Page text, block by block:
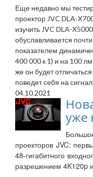
Еще недавно мы
проектор JVC DLA-
изучить JVC DLA-
обуславливается
показателем
400 000 к 1) и на 100
же он будет
поведет себя на
04.10.2021
уже
проекторов JVC:
48-гигабитного
разрешением 4K120p